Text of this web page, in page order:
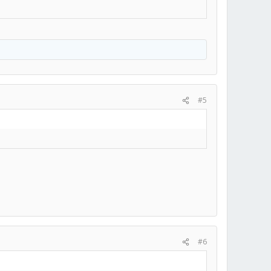
#5
#6